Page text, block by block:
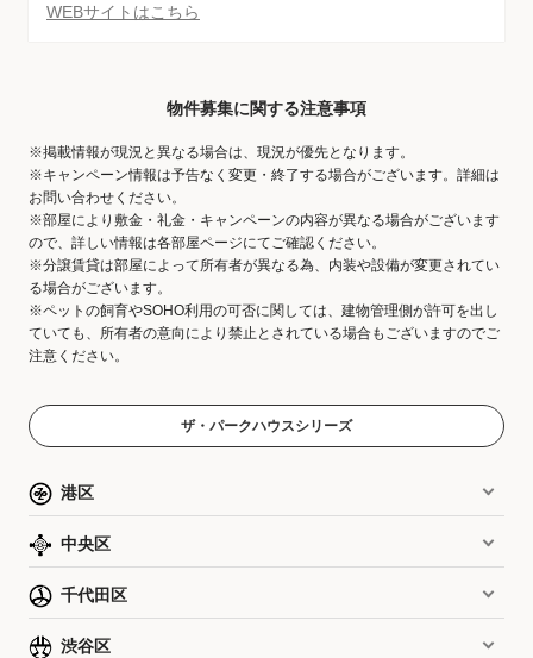
WEBサイトはこちら
物件募集に関する注意事項
※掲載情報が現況と異なる場合は、現況が優先となります。
※キャンペーン情報は予告なく変更・終了する場合がございます。詳細は
お問い合わせください。
※部屋により敷金・礼金・キャンペーンの内容が異なる場合がございます
ので、詳しい情報は各部屋ページにてご確認ください。
※分譲賃貸は部屋によって所有者が異なる為、内装や設備が変更されてい
る場合がございます。
※ペットの飼育やSOHO利用の可否に関しては、建物管理側が許可を出し
ていても、所有者の意向により禁止とされている場合もございますのでご
注意ください。
ザ・パークハウスシリーズ
港区
中央区
千代田区
渋谷区